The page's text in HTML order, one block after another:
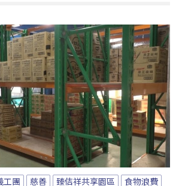
工團 慈善 臻佶祥共享園區
食物浪費